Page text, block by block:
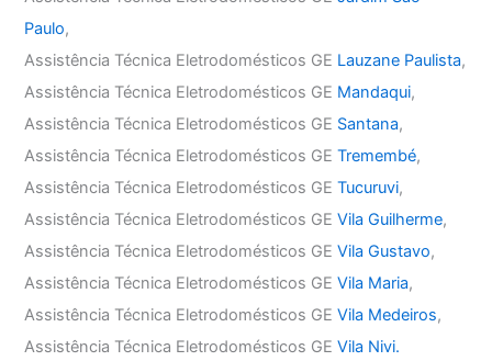
Paulo,
Assistência Técnica Eletrodomésticos GE Lauzane Paulista,
Assistência Técnica Eletrodomésticos GE Mandaqui,
Assistência Técnica Eletrodomésticos GE Santana,
Assistência Técnica Eletrodomésticos GETremembé,
Assistência Técnica Eletrodomésticos GETucuruvi,
Assistência Técnica Eletrodomésticos GEVila Guilherme,
Assistência Técnica Eletrodomésticos GEVila Gustavo,
Assistência Técnica Eletrodomésticos GEVila Maria,
Assistência Técnica Eletrodomésticos GEVila Medeiros,
Assistência Técnica Eletrodomésticos GEVila Nivi.